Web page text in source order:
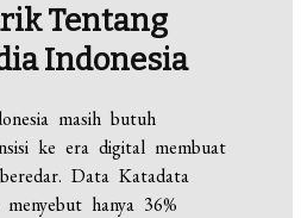
Tentang
Indonesia
masih butuh
ke era digital membuat
Data Katadata
hanya 36%